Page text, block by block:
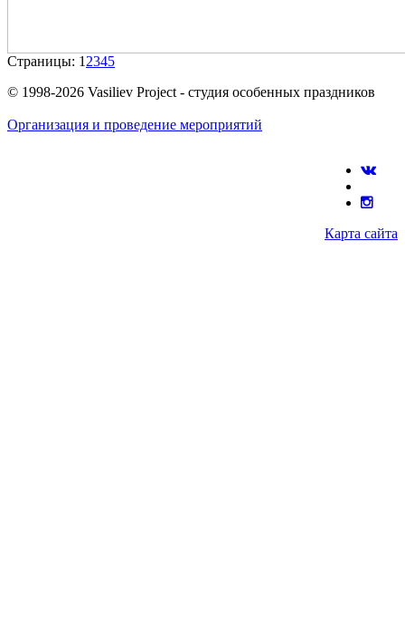
Страницы: 1 2345
© 1998-2026 Vasiliev Project - студия особенных праздников
Организация и проведение мероприятий
Карта сайта